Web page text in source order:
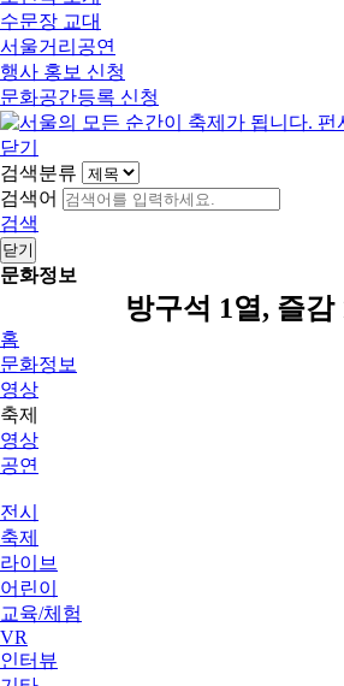
수문장 교대
서울거리공연
행사 홍보 신청
문화공간등록 신청
닫기
검색분류
검색어
검색
닫기
문화정보
방구석 1열, 즐감
홈
문화정보
영상
축제
영상
공연
전시
축제
라이브
어린이
교육/체험
VR
인터뷰